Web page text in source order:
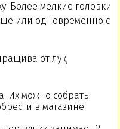
Более мелкие головки
или одновременно с
лук,
Их можно собрать
в магазине.